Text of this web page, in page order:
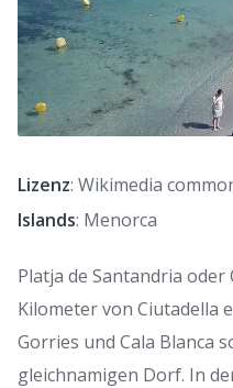
Lizenz: Wikimedia
Islands: Menorca
Platja de Santandria
Kilometer von Ciutadella
Gorries und Cala Blanca
gleichnamigen Dorf. In